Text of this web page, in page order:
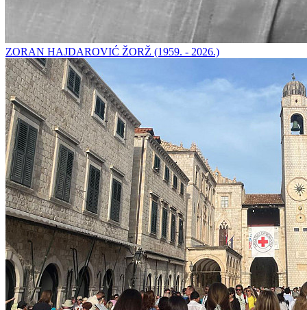
ZORAN HAJDAROVIĆ ŽORŽ (1959. - 2026.)